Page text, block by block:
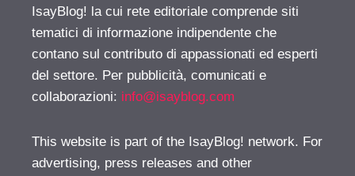
IsayBlog! la cui rete editoriale comprende siti
tematici di informazione indipendente che
contano sul contributo di appassionati ed esperti
del settore. Per pubblicità, comunicati e
collaborazioni: info@isayblog.com
This website is part of the IsayBlog! network. For
advertising, press releases and other